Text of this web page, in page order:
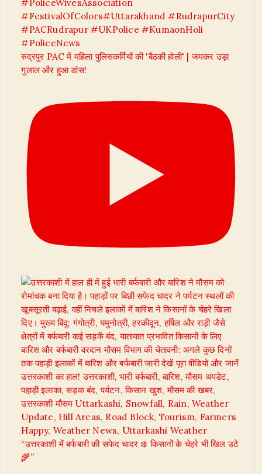
रुद्रपुर PAC में महिला पुलिसकर्मियों की 'बैठकी होली' | जमकर उड़ा
गुलाल और हुआ डांस!
“उत्तरकाशी में बर्फबारी की सफेद चादर ❄️ किसानों के चेहरे भी खिल उठे
🌾”